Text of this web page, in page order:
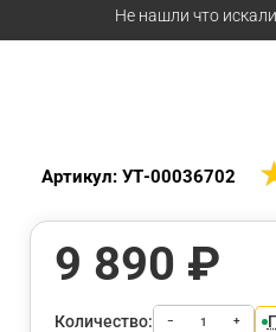
Не нашли что
Артикул: УТ-00036702
9 890 ₽
Количество: − +